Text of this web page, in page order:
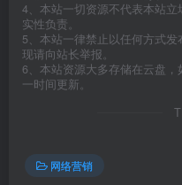
4、本站一切资源不代表本站
实性负责。
5、本站一律禁止以任何方式
现请向站长举报。
6、本站资源大多存储在云盘
一时间更新。
网络营销